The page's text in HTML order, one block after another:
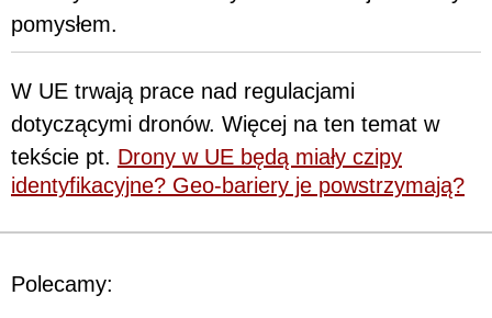
pomysłem.
W UE trwają prace nad regulacjami
dotyczącymi dronów. Więcej na ten temat w
tekście pt. Drony w UE będą miały czipy
identyfikacyjne? Geo-bariery je powstrzymają?
Polecamy: